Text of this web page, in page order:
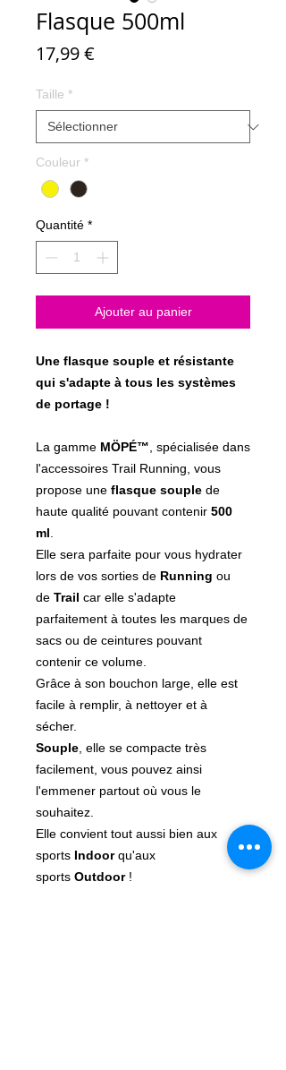
Flasque 500ml
17,99 €
Taille *
Couleur *
Quantité *
Ajouter au panier
Une flasque souple et résistante
qui s'adapte à tous les systèmes
de portage !
La gamme MÖPÉ™ , spécialisée dans
l'accessoires Trail Running, vous
propose une flasque souple de
haute qualité pouvant contenir 500
ml
Elle sera parfaite pour vous hydrater
lors de vos sorties de Running ou
de Trail car elle s'adapte
parfaitement à toutes les marques de
sacs ou de ceintures pouvant
contenir ce volume.
Grâce à son bouchon large, elle est
facile à remplir, à nettoyer et à
sécher.
Souple , elle se compacte très
facilement, vous pouvez ainsi
l'emmener partout où vous le
souhaitez.
Elle convient tout aussi bien aux
sports Indoorqu'aux
sports Outdoor!